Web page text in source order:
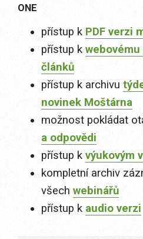
ONE
přístup k PDF verzi
přístup k
článků
přístup k archivu
novinek Moštárna
možnost pokládat
a odpovědi
přístup k výukovým
kompletní archiv
všech webinářů
přístup k audio verzi